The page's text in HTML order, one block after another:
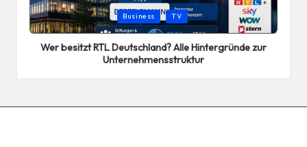
Posted
in
Business TV
Wer besitzt RTL Deutschland? Alle Hintergründe zur
Unternehmensstruktur